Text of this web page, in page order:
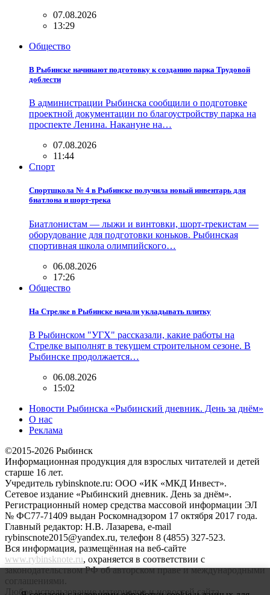
07.08.2026
13:29
Общество
В Рыбинске начинают подготовку к созданию парка Трудовой
доблести
В администрации Рыбинска сообщили о подготовке
проектной документации по благоустройству парка на
проспекте Ленина. Накануне на…
07.08.2026
11:44
Спорт
Спортшкола № 4 в Рыбинске получила новый инвентарь для
биатлона и шорт-трека
Биатлонистам — лыжи и винтовки, шорт-трекистам —
оборудование для подготовки коньков. Рыбинская
спортивная школа олимпийского…
06.08.2026
17:26
Общество
На Стрелке в Рыбинске начали укладывать плитку
В Рыбинском "УГХ" рассказали, какие работы на
Стрелке выполнят в текущем строительном сезоне. В
Рыбинске продолжается…
06.08.2026
15:02
Новости Рыбинска «Рыбинский дневник. День за днём»
О нас
Реклама
©2015-2026 Рыбинск
Информационная продукция для взрослых читателей и детей
старше 16 лет.
Учредитель rybinsknote.ru: ООО «ИК «МКД Инвест».
Сетевое издание «Рыбинский дневник. День за днём».
Регистрационный номер средства массовой информации ЭЛ
№ ФС77-71409 выдан Роскомнадзором 17 октября 2017 года.
Главный редактор: Н.В. Лазарева, e-mail
rybinscnote2015@yandex.ru, телефон 8 (4855) 327-523.
Вся информация, размещённая на веб-сайте
www.rybinsknote.ru, охраняется в соответствии с
законодательством РФ об авторском праве и международными
соглашениями.
Любое использование материалов и новостей сайта